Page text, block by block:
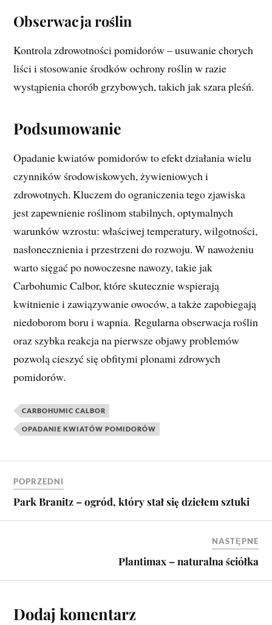
Obserwacja roślin
Kontrola zdrowotności pomidorów – usuwanie chorych
liści i stosowanie środków ochrony roślin w razie
wystąpienia chorób grzybowych, takich jak szara pleśń.
Podsumowanie
Opadanie kwiatów pomidorów to efekt działania wielu
czynników środowiskowych, żywieniowych i
zdrowotnych. Kluczem do ograniczenia tego zjawiska
jest zapewnienie roślinom stabilnych, optymalnych
warunków wzrostu: właściwej temperatury, wilgotności,
nasłonecznienia i przestrzeni do rozwoju. W nawożeniu
warto sięgać po nowoczesne nawozy, takie jak
Carbohumic Calbor, które skutecznie wspierają
kwitnienie i zawiązywanie owoców, a także zapobiegają
niedoborom boru i wapnia. Regularna obserwacja roślin
oraz szybka reakcja na pierwsze objawy problemów
pozwolą cieszyć się obfitymi plonami zdrowych
pomidorów.
CARBOHUMIC CALBOR
OPADANIE KWIATÓW POMIDORÓW
POPRZEDNI
Park Branitz – ogród, który stał się dziełem sztuki
NASTĘPNE
Plantimax – naturalna ściółka
Dodaj komentarz